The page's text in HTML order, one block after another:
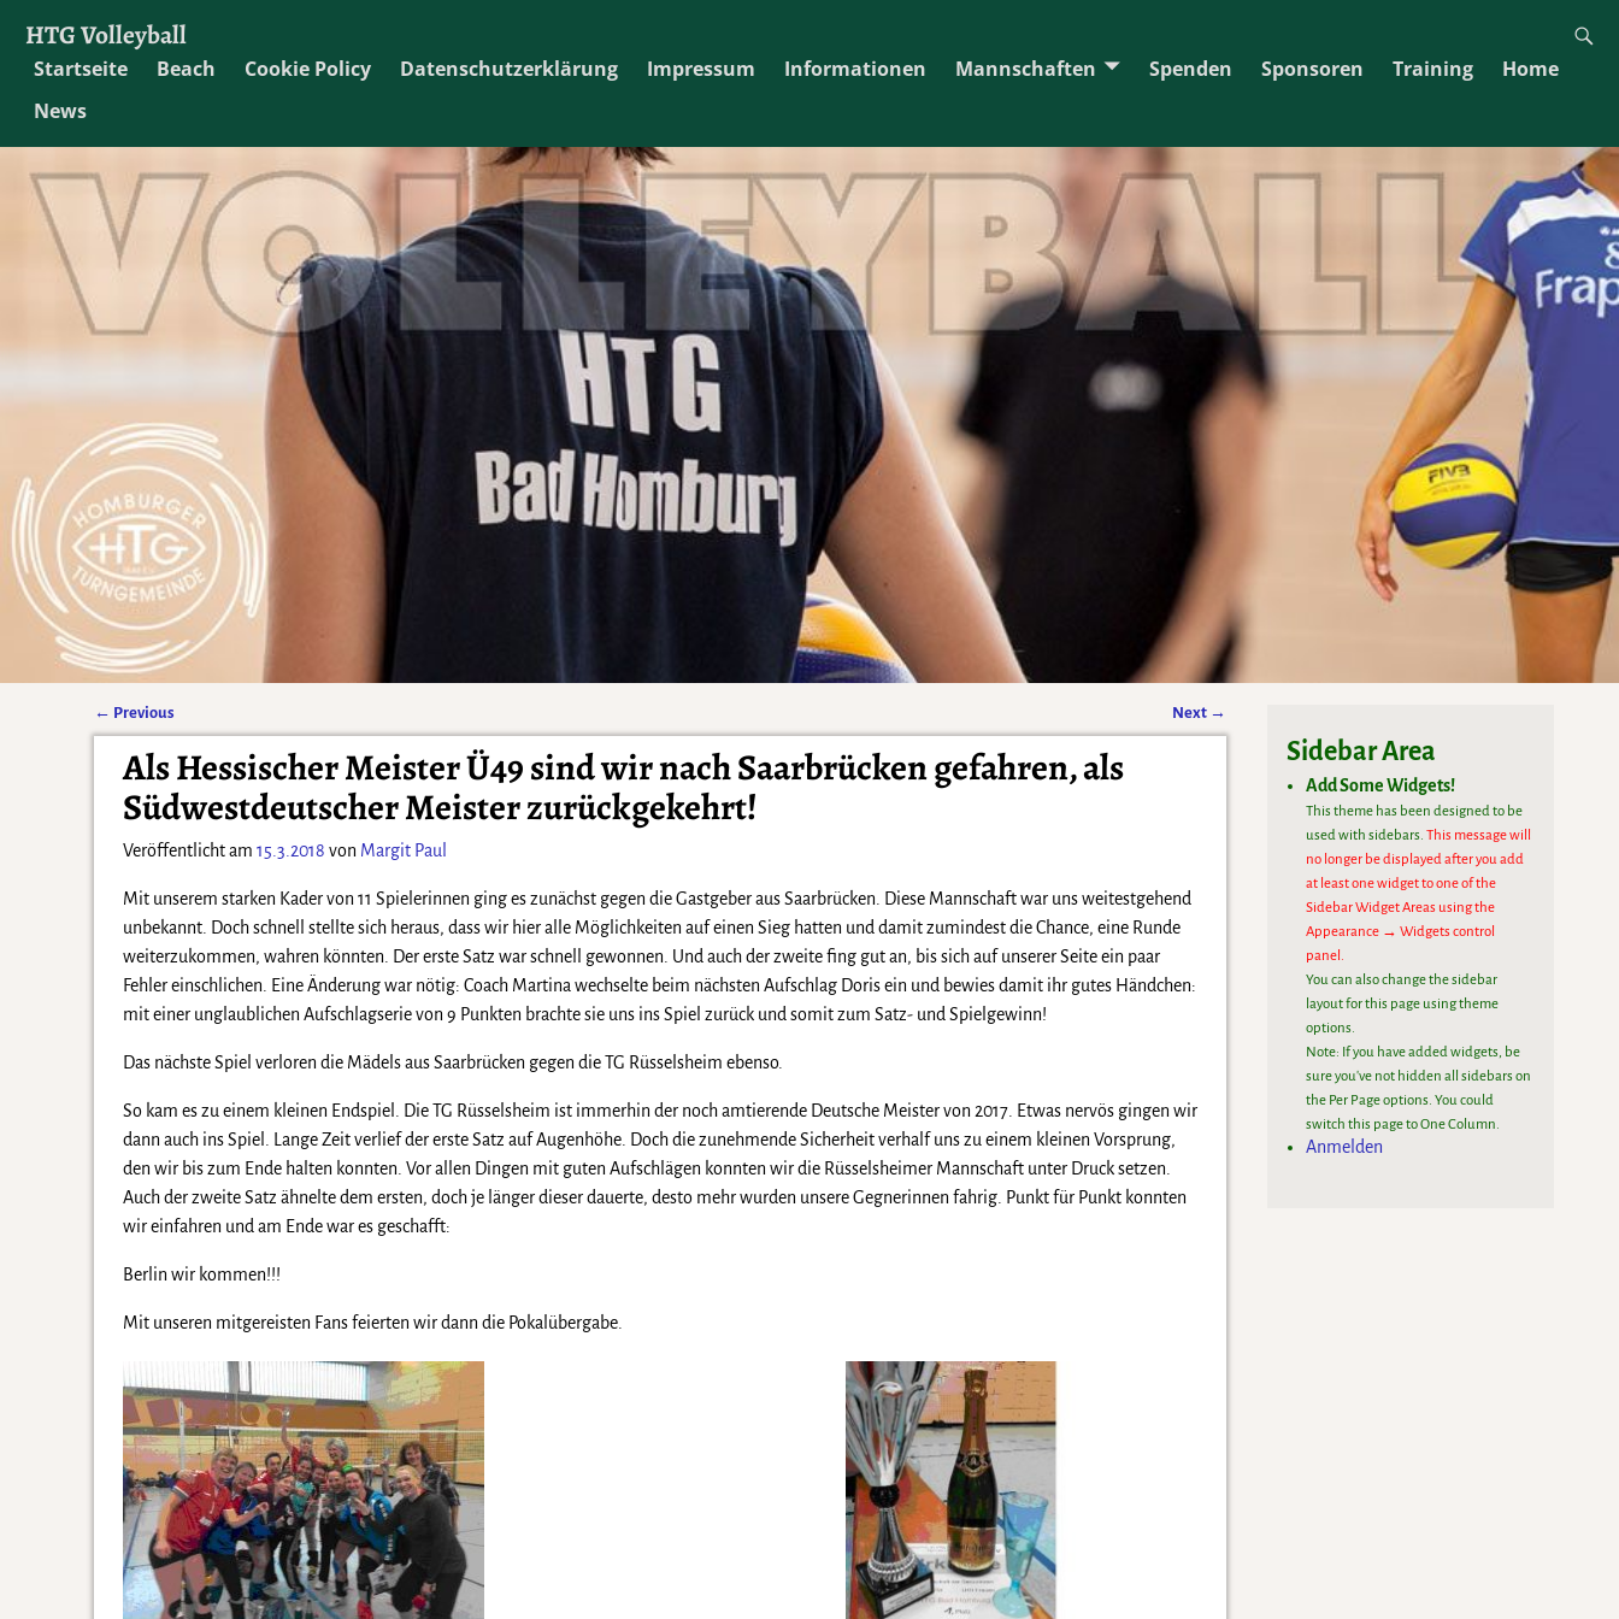
HTG Volleyball
Startseite Beach Cookie Policy Datenschutzerklärung Impressum Informationen Mannschaften Spenden Sponsoren Training
Home
News
Artikelnavigation
← Previous Next →
Als Hessischer Meister Ü49 sind wir nach Saarbrücken gefahren, als
Südwestdeutscher Meister zurückgekehrt!
Veröffentlicht am 15.3.2018 von Margit Paul
Mit unserem starken Kader von 11 Spielerinnen ging es zunächst gegen die Gastgeber aus Saarbrücken. Diese Mannschaft war uns weitestgehend
unbekannt. Doch schnell stellte sich heraus, dass wir hier alle Möglichkeiten auf einen Sieg hatten und damit zumindest die Chance, eine Runde
weiterzukommen, wahren könnten. Der erste Satz war schnell gewonnen. Und auch der zweite fing gut an, bis sich auf unserer Seite ein paar
Fehler einschlichen. Eine Änderung war nötig: Coach Martina wechselte beim nächsten Aufschlag Doris ein und bewies damit ihr gutes Händchen:
mit einer unglaublichen Aufschlagserie von 9 Punkten brachte sie uns ins Spiel zurück und somit zum Satz- und Spielgewinn!
Das nächste Spiel verloren die Mädels aus Saarbrücken gegen die TG Rüsselsheim ebenso.
So kam es zu einem kleinen Endspiel. Die TG Rüsselsheim ist immerhin der noch amtierende Deutsche Meister von 2017. Etwas nervös gingen wir
dann auch ins Spiel. Lange Zeit verlief der erste Satz auf Augenhöhe. Doch die zunehmende Sicherheit verhalf uns zu einem kleinen Vorsprung,
den wir bis zum Ende halten konnten. Vor allen Dingen mit guten Aufschlägen konnten wir die Rüsselsheimer Mannschaft unter Druck setzen.
Auch der zweite Satz ähnelte dem ersten, doch je länger dieser dauerte, desto mehr wurden unsere Gegnerinnen fahrig. Punkt für Punkt konnten
wir einfahren und am Ende war es geschafft:
Berlin wir kommen!!!
Mit unseren mitgereisten Fans feierten wir dann die Pokalübergabe.
Sidebar Area
Add Some Widgets!
This theme has been designed to be
used with sidebars.This message will
no longer be displayed after you add
at least one widget to one of the
Sidebar Widget Areas using the
Appearance → Widgets control
panel.
You can also change the sidebar
layout for this page using theme
options.
Note: If you have added widgets, be
sure you've not hidden all sidebars on
the Per Page options. You could
switch this page to One Column.
Anmelden